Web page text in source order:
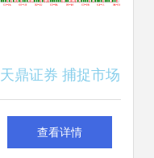
天鼎证券 捕捉市场
主线良性轮动，大
查看详情